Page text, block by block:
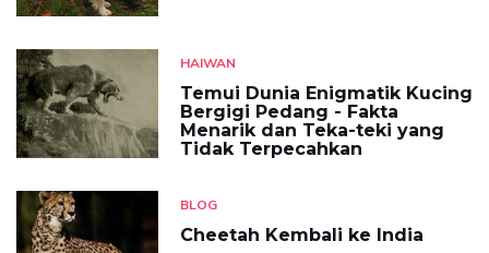
HAIWAN
Temui Dunia Enigmatik Kucing
Bergigi Pedang - Fakta
Menarik dan Teka-teki yang
Tidak Terpecahkan
BLOG
Cheetah Kembali ke India